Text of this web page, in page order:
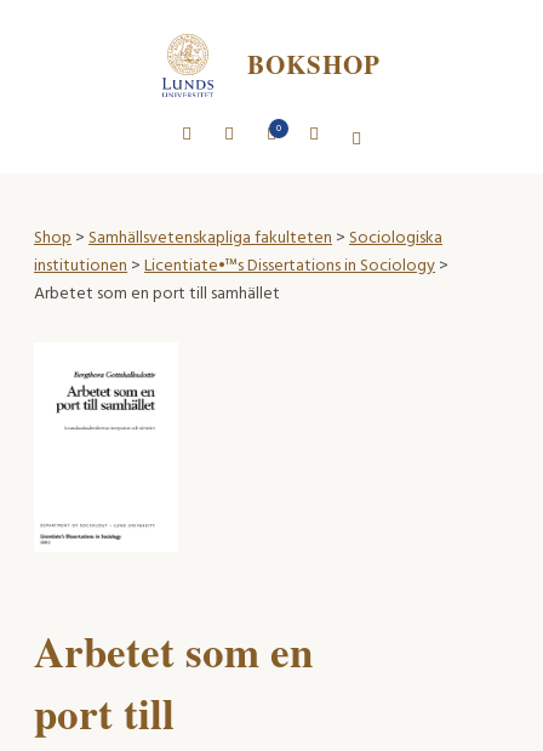
BOKSHOP
0
Shop>Samhällsvetenskapliga fakulteten>Sociologiska
institutionen>Licentiate•™s Dissertations in Sociology>
Arbetet som en port till samhället
Arbetet som en
port till